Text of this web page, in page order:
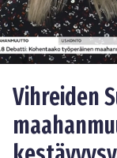
Vihreiden